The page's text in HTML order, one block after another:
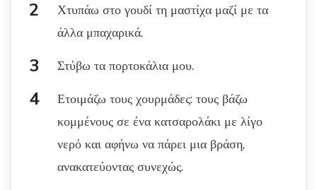
Χτυπάω στο γουδί τη μαστίχα μαζί με τα
άλλα μπαχαρικά.
Στύβω τα πορτοκάλια μου.
Ετοιμάζω τους χουρμάδες: τους βάζω
κομμένους σε ένα κατσαρολάκι με λίγο
νερό και αφήνω να πάρει μια βράση,
ανακατεύοντας συνεχώς.